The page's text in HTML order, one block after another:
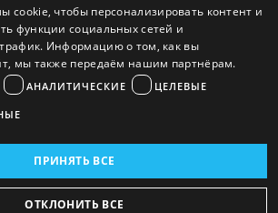
cookie, чтобы персонализировать контент и
функции социальных сетей и
Информацию о том, как вы
мы также передаём нашим партнёрам.
АНАЛИТИЧЕСКИЕ ЦЕЛЕВЫЕ
ПРИНЯТЬ ВСЕ
ОТКЛОНИТЬ ВСЕ